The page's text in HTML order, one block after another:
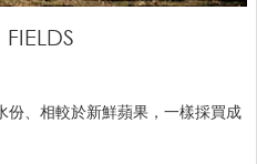
、相較於新鮮蘋果，一樣採買成